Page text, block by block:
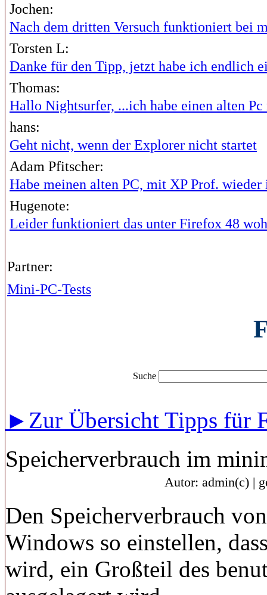
Jochen:
Nach dem dritten Versuch funktioniert bei
Torsten L:
Danke für den Tipp, jetzt habe ich endlich
Thomas:
Hallo Nightsurfer, ...ich habe einen alten Pc
hans:
Geht nicht, wenn der Explorer nicht startet
Adam Pfitscher:
Habe meinen alten PC, mit XP Prof. wieder
Hugenote:
Leider funktioniert das unter Firefox 48
Partner:
Mini-PC-Tests
Suche
►Zur Übersicht Tipps für
Speicherverbrauch im
Autor: admin(c) |
Den Speicherverbrauch
Windows so einstellen,
wird, ein Großteil des